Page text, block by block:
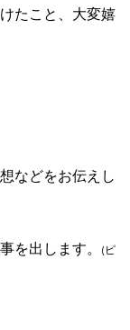
たこと、大変嬉
などをお伝えし
を出します。
(ピ